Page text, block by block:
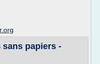
sans papiers -